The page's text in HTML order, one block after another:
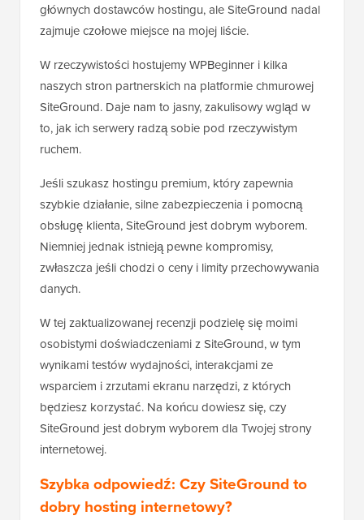
głównych dostawców hostingu, ale SiteGround nadal
zajmuje czołowe miejsce na mojej liście.
W rzeczywistości hostujemy WPBeginner i kilka
naszych stron partnerskich na platformie chmurowej
SiteGround. Daje nam to jasny, zakulisowy wgląd w
to, jak ich serwery radzą sobie pod rzeczywistym
ruchem.
Jeśli szukasz hostingu premium, który zapewnia
szybkie działanie, silne zabezpieczenia i pomocną
obsługę klienta, SiteGround jest dobrym wyborem.
Niemniej jednak istnieją pewne kompromisy,
zwłaszcza jeśli chodzi o ceny i limity przechowywania
danych.
W tej zaktualizowanej recenzji podzielę się moimi
osobistymi doświadczeniami z SiteGround, w tym
wynikami testów wydajności, interakcjami ze
wsparciem i zrzutami ekranu narzędzi, z których
będziesz korzystać. Na końcu dowiesz się, czy
SiteGround jest dobrym wyborem dla Twojej strony
internetowej.
Szybka odpowiedź: Czy SiteGround to
dobry hosting internetowy?